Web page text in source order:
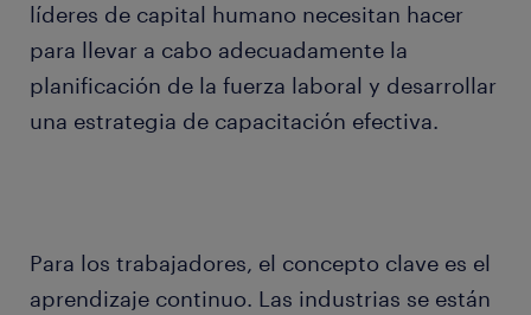
líderes de capital humano necesitan hacer
para llevar a cabo adecuadamente la
planificación de la fuerza laboral y desarrollar
una estrategia de capacitación efectiva.
Para los trabajadores, el concepto clave es el
aprendizaje continuo. Las industrias se están